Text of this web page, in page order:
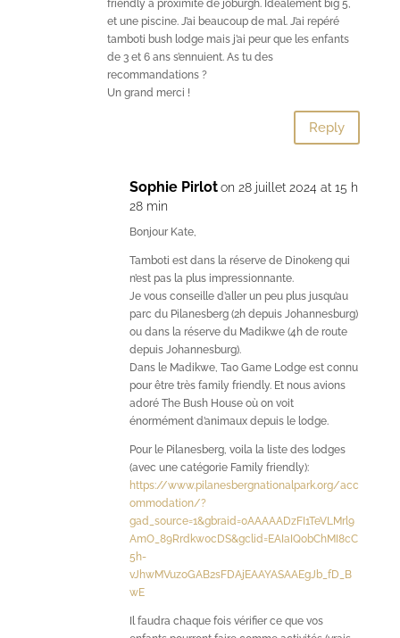
friendly à proximité de joburgh. Idéalement big 5,
et une piscine. J’ai beaucoup de mal. J’ai repéré
tamboti bush lodge mais j’ai peur que les enfants
de 3 et 6 ans s’ennuient. As tu des
recommandations ?
Un grand merci !
Reply
Sophie Pirlot on 28 juillet 2024 at 15 h
28 min
Bonjour Kate,
Tamboti est dans la réserve de Dinokeng qui
n’est pas la plus impressionnante.
Je vous conseille d’aller un peu plus jusqu’au
parc du Pilanesberg (2h depuis Johannesburg)
ou dans la réserve du Madikwe (4h de route
depuis Johannesburg).
Dans le Madikwe, Tao Game Lodge est connu
pour être très family friendly. Et nous avions
adoré The Bush House où on voit
énormément d’animaux depuis le lodge.
Pour le Pilanesberg, voila la liste des lodges
(avec une catégorie Family friendly):
https://www.pilanesbergnationalpark.org/acc
ommodation/?
gad_source=1&gbraid=0AAAAADzFI1TeVLMrl9
AmO_89Rrdkw0cDS&gclid=EAIaIQobChMI8cC
5h-
vJhwMVuzoGAB2sFDAjEAAYASAAEgJb_fD_B
wE
Il faudra chaque fois vérifier ce que vos